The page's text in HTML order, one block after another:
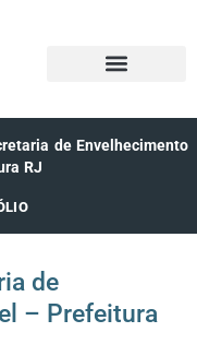
de Envelhecimento
RJ
de
– Prefeitura